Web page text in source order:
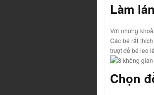
Làm
Với những
Các bé rất
trượt để bé leo
Chọn